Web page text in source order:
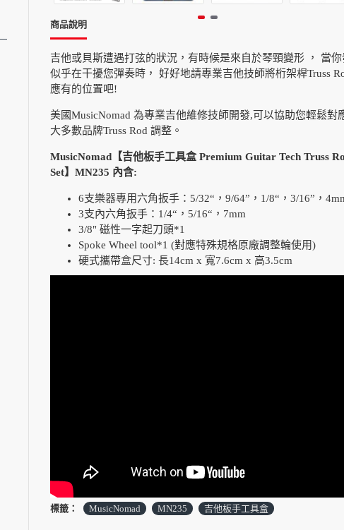
商品說明
吉他或貝斯遭遇打弦的狀況，有時候是來自於琴頸變形 ， 當你
似乎在干擾您彈奏時， 好好地請專業吉他技師將桁架桿Truss
應有的位置吧!
美國MusicNomad 為專業吉他維修技師開發,可以協助您輕鬆對
大多數品牌Truss Rod 調整。
MusicNomad【吉他板手工具盒 Premium Guitar Tech Truss
Set】MN235 內含:
6支樂器專用六角扳手：5/32“，9/64”，1/8“，3/16”，
3支內六角扳手：1/4“，5/16“，7mm
3/8" 磁性一字起刀頭*1
Spoke Wheel tool*1 (對應特殊規格原廠調整輪使用)
硬式攜帶盒尺寸: 長14cm x 寬7.6cm x 高3.5cm
標籤： MusicNomad MN235 吉他板手工具盒